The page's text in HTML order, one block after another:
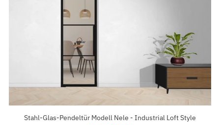
Stahl-Glas-Pendeltür Modell Nele - Industrial Loft Style